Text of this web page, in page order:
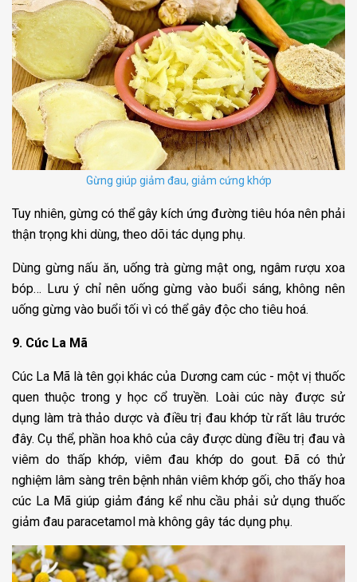
Gừng giúp giảm đau, giảm cứng khớp
Tuy nhiên, gừng có thể gây kích ứng đường tiêu hóa nên phải
thận trọng khi dùng, theo dõi tác dụng phụ.
Dùng gừng nấu ăn, uống trà gừng mật ong, ngâm rượu xoa
bóp… Lưu ý chỉ nên uống gừng vào buổi sáng, không nên
uống gừng vào buổi tối vì có thể gây độc cho tiêu hoá.
9. Cúc La Mã
Cúc La Mã là tên gọi khác của Dương cam cúc - một vị thuốc
quen thuộc trong y học cổ truyền. Loài cúc này được sử
dụng làm trà thảo dược và điều trị đau khớp từ rất lâu trước
đây. Cụ thể, phần hoa khô của cây được dùng điều trị đau và
viêm do thấp khớp, viêm đau khớp do gout. Đã có thử
nghiệm lâm sàng trên bệnh nhân viêm khớp gối, cho thấy hoa
cúc La Mã giúp giảm đáng kể nhu cầu phải sử dụng thuốc
giảm đau paracetamol mà không gây tác dụng phụ.